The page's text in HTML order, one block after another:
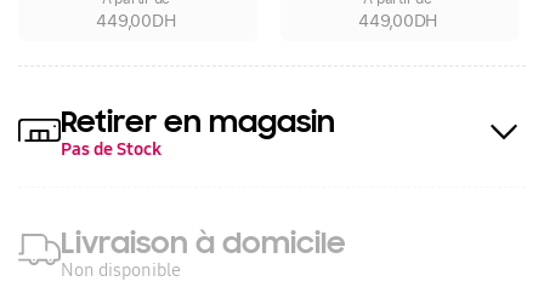
449,00DH 449,00DH
Retirer en magasin
Pas de Stock
Livraison à domicile
Non disponible